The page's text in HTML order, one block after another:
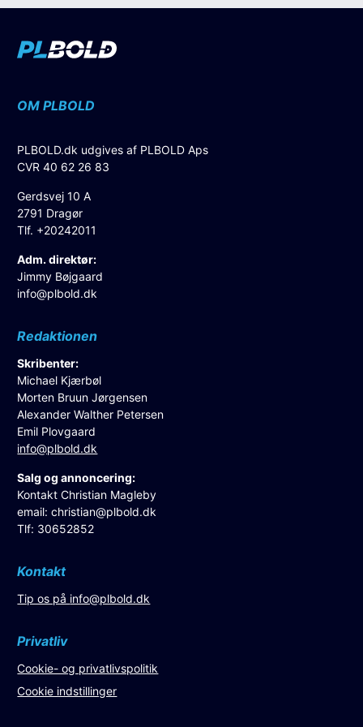
OM PLBOLD
PLBOLD.dk udgives af PLBOLD Aps
CVR 40 62 26 83
Gerdsvej 10 A
2791 Dragør
Tlf. +20242011
Adm. direktør:
Jimmy Bøjgaard
info@plbold.dk
Redaktionen
Skribenter:
Michael Kjærbøl
Morten Bruun Jørgensen
Alexander Walther Petersen
Emil Plovgaard
info@plbold.dk
Salg og annoncering:
Kontakt Christian Magleby
email:christian@plbold.dk
Tlf: 30652852
Kontakt
Tip os på info@plbold.dk
Privatliv
Cookie- og privatlivspolitik
Cookie indstillinger